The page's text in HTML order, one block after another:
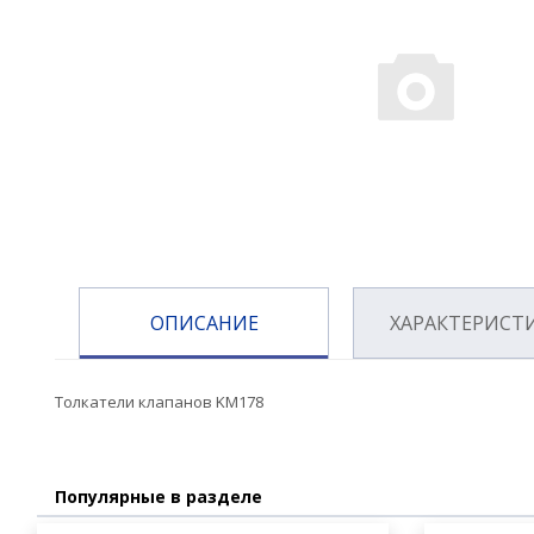
ОПИСАНИЕ
Толкатели клапанов KM178
Популярные в разделе